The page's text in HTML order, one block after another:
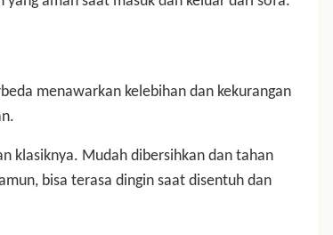
menawarkan kelebihan dan kekurangan
klasiknya. Mudah dibersihkan dan tahan
bisa terasa dingin saat disentuh dan